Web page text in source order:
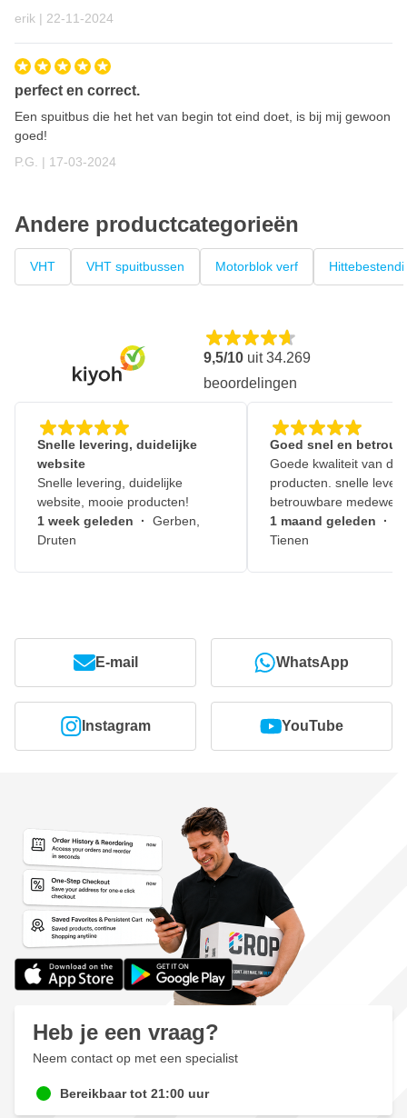
erik | 22 november 2024
22-11-2024
perfect en correct.
Een spuitbus die het het van begin tot eind doet, is bij mij gewoon
goed!
P.G. | 17 maart 2024
17-03-2024
Andere productcategorieën
VHT VHT spuitbussen Motorblok verf
9,5/10 uit34.269
beoordelingen
Snelle levering, duidelijke
website
Snelle levering, duidelijke
website, mooie producten!
1 week geleden · Gerben,
Druten
Goed snel en
Goede kwaliteit van de
producten. snelle
betrouwbare
1 maand geleden ·
Tienen
E-mail WhatsApp
Instagram YouTube
Heb je een vraag?
Neem contact op met een specialist
Bereikbaar tot 21:00 uur